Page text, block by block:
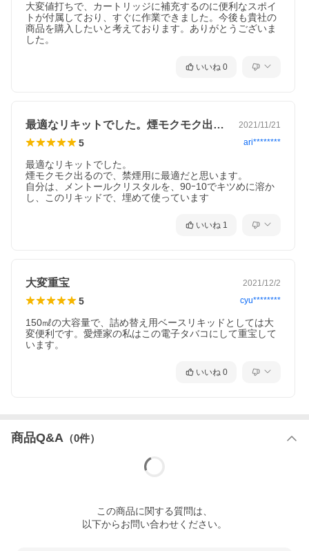
大変値打ちで、カートリッジに補充するのに便利なスポイ
トが付属しており、すぐに作業できました。今後も貴社の
商品を購入したいと考えております。ありがとうございま
した。
いいね 0
最適なリキットでした。煙モクモク出るの… 2021/11/21
5 ari********
最適なリキットでした。
煙モクモク出るので、禁煙用に最適だと思います。
自分は、メントールクリスタルを、90ｰ10でキツめに溶か
し、このリキッドで、埋めて使っています
いいね 1
大変重宝 2021/12/2
5 cyu********
150㎖の大容量で、詰め替え用ベースリキッドとしては大
変便利です。愛煙家の私はこの電子タバコにして重宝して
います。
いいね 0
商品Q&A （0件）
この商品に関する質問は、
以下からお問い合わせください。